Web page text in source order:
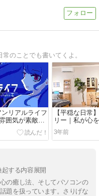
のことでも書いてくよ。
ンリアルライフ
囲気が素敵な
レイ日記・感
①
【平穏な日常
リー｜私が心
て過ごすコツ5
3年前
する内容展開
の癒し法、そしてパソコンの
題を扱っています。さりげな